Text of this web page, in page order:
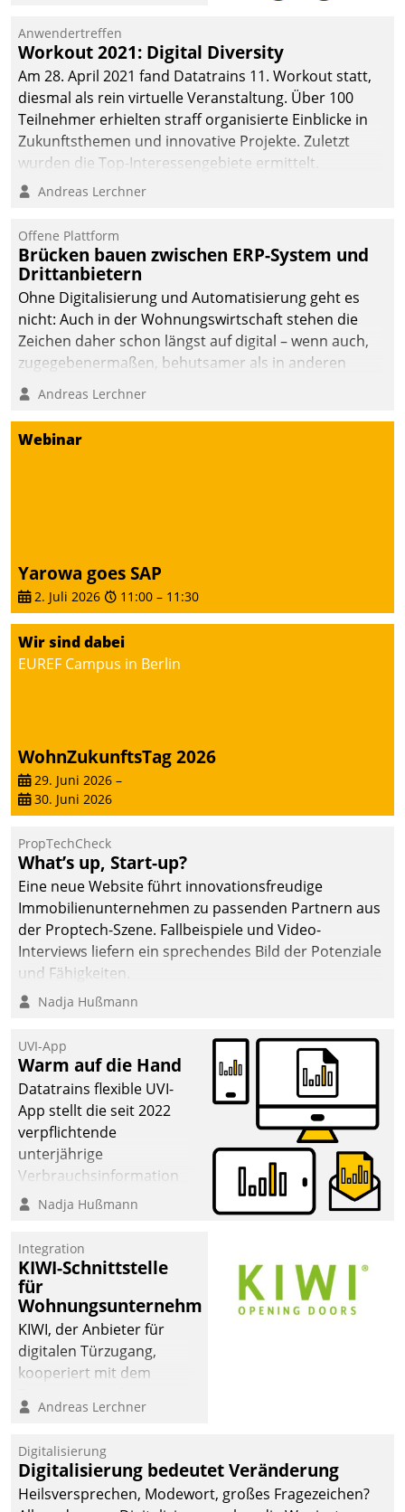
Cloud-Strategien und -
Lösungen mit hohem
Zukunftspotenzial.
Anwendertreffen
Workout 2021: Digital Diversity
Am 28. April 2021 fand Datatrains 11. Workout statt,
diesmal als rein virtuelle Veranstaltung. Über 100
Teilnehmer erhielten straff organisierte Einblicke in
Zukunftsthemen und innovative Projekte. Zuletzt
wurden die Top-Interessengebiete ermittelt.
Andreas Lerchner
Offene Plattform
Brücken bauen zwischen ERP-System und
Drittanbietern
Ohne Digitalisierung und Automatisierung geht es
nicht: Auch in der Wohnungswirtschaft stehen die
Zeichen daher schon längst auf digital – wenn auch,
zugegebenermaßen, behutsamer als in anderen
Branchen.
Andreas Lerchner
Webinar
Yarowa goes SAP
2. Juli 2026 11:00 – 11:30
Wir sind dabei
EUREF Campus in Berlin
WohnZukunftsTag 2026
29. Juni 2026 –
30. Juni 2026
PropTechCheck
What’s up, Start-up?
Eine neue Website führt innovationsfreudige
Immobilienunternehmen zu passenden Partnern aus
der Proptech-Szene. Fallbeispiele und Video-
Interviews liefern ein sprechendes Bild der Potenziale
und Fähigkeiten.
Nadja Hußmann
UVI-App
Warm auf die Hand
Datatrains flexible UVI-
App stellt die seit 2022
verpflichtende
unterjährige
Verbrauchsinformation
schnell, zuverlässig und
Die monatlichen
Mitteilungen zum
Heizungs- und
Wasserverbrauch gehen
automatisiert, vollständig
und auf Wunsch über
mehrere zuvor
Kommunikationswege bei
Nadja Hußmann
Integration
KIWI-Schnittstelle
für
Wohnungsunternehmen
KIWI, der Anbieter für
digitalen Türzugang,
kooperiert mit dem
Softwareentwicklungshaus
Andreas Lerchner
Digitalisierung
Digitalisierung bedeutet Veränderung
Heilsversprechen, Modewort, großes Fragezeichen?